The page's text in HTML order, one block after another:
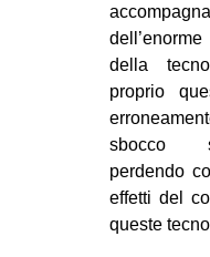
della
proprio
sbocco
perdendo
effetti del
queste